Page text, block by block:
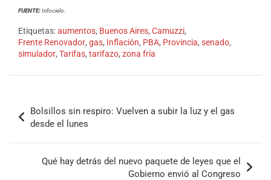
FUENTE:Infocielo.
Etiquetas:aumentos, Buenos Aires, Camuzzi,
Frente Renovador, gas, Inflación, PBA, Provincia, senado,
simulador, Tarifas, tarifazo, zona fría
Bolsillos sin respiro: Vuelven a subir la luz y el gas
desde el lunes
Qué hay detrás del nuevo paquete de leyes que el
Gobierno envió al Congreso